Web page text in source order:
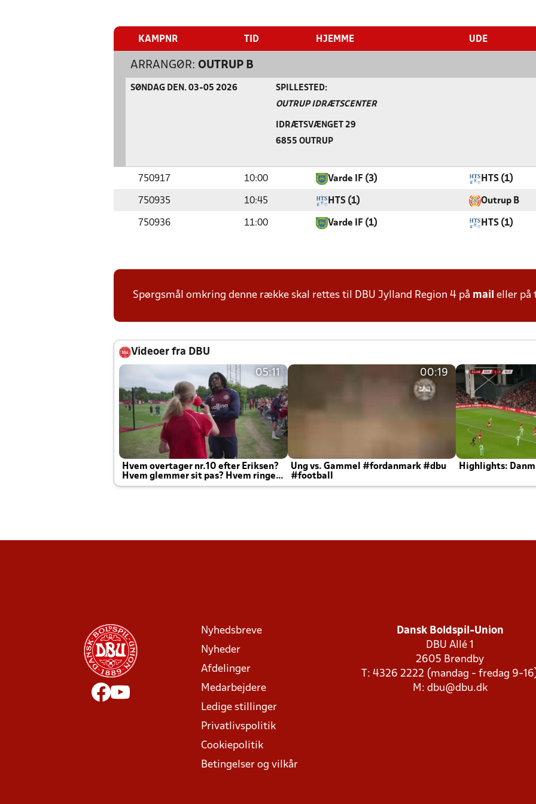
KAMPNR TID HJEMME UDE
ARRANGØR: OUTRUP B
SØNDAG DEN. 03-05 2026 SPILLESTED:
OUTRUP IDRÆTSCENTER
IDRÆTSVÆNGET 29
6855 OUTRUP
750917 10:00 Varde IF (3) HTS (1)
750935 10:45 HTS (1) Outrup B
750936 11:00 Varde IF (1) HTS (1)
Spørgsmål omkring denne række skal rettes til DBU Jylland Region 4 på mail eller
Videoer fra DBU
05:11
Hvem overtager nr.10 efter Eriksen?
Hvem glemmer sit pas? Hvem ringer
Joachim altid til efter kampe?
00:19
Ung vs. Gammel #fordanmark #dbu
#football
Highlights:
Nyhedsbreve
Nyheder
Afdelinger
Medarbejdere
Ledige stillinger
Privatlivspolitik
Cookiepolitik
Betingelser og vilkår
Dansk Boldspil-Union
DBU Allé 1
2605 Brøndby
T: 4326 2222 (mandag - fredag 9-
M: dbu@dbu.dk